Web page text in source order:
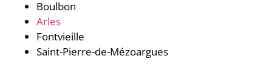
Boulbon
Arles
Fontvieille
Saint-Pierre-de-Mézoargues